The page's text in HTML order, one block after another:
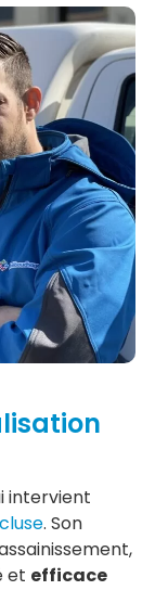
intervient
. Son
et efficace